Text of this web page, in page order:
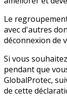
Le
avec d'autres
déconnexion de
Si vous
pendant que
GlobalProtec,
de cette